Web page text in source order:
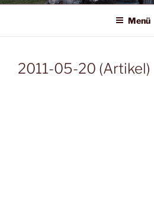
Menü
2011-05-20 (Artikel)